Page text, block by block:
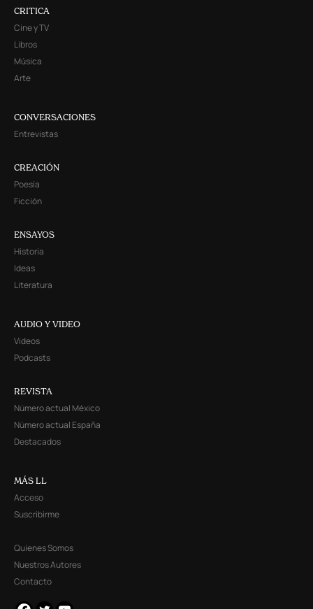
CRITICA
Cine y TV
Libros
Música
Arte
CONVERSACIONES
Entrevistas
CREACIÓN
Poesía
Ficción
ENSAYOS
Historia
Ideas
Literatura
AUDIO Y VIDEO
Videos
Podcasts
REVISTA
Número actual México
Número actual España
Destacados
MÁS LL
Acceso
Suscribirme
Quienes Somos
Nuestros Autores
Contacto